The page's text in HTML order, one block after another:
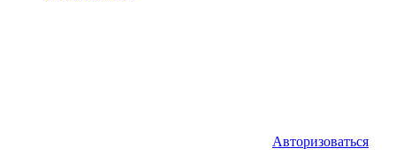
Авторизоваться